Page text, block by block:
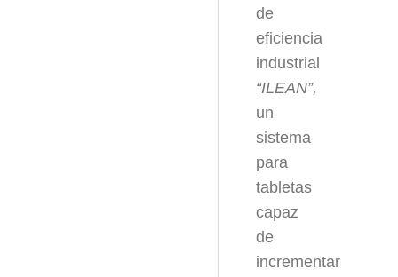
de
eficiencia
industrial
“ILEAN”,
un
sistema
para
tabletas
capaz
de
incrementar